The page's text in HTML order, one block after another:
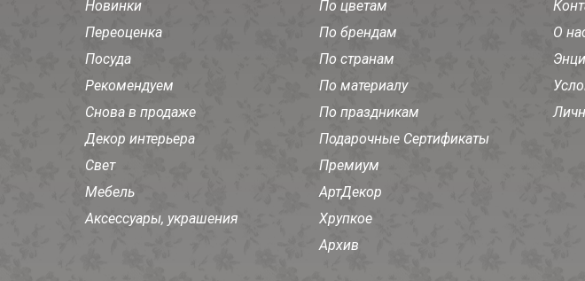
Новинки
Переоценка
Посуда
Рекомендуем
Снова в продаже
Декор интерьера
Свет
Мебель
Аксессуары, украшения
По цветам
По брендам
По странам
По материалу
По праздникам
Подарочные Сертификаты
Премиум
АртДекор
Хрупкое
Архив
О